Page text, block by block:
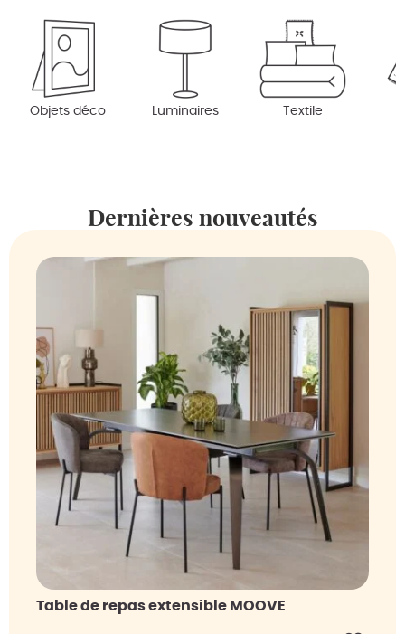
Objets déco Luminaires Textile
Dernières nouveautés
Table de repas extensible MOOVE